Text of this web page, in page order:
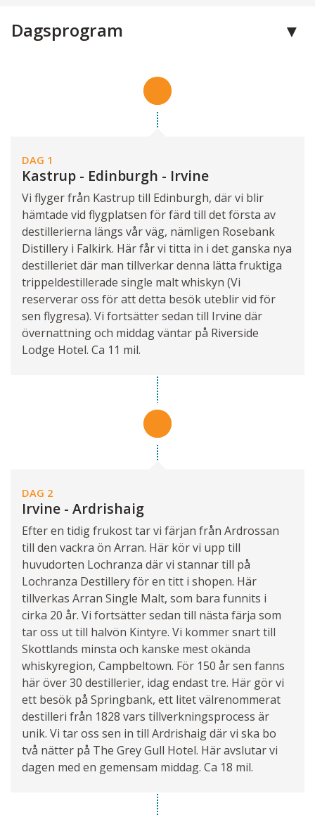
Dagsprogram
DAG 1
Kastrup - Edinburgh - Irvine
Vi flyger från Kastrup till Edinburgh, där vi blir
hämtade vid flygplatsen för färd till det första av
destillerierna längs vår väg, nämligen Rosebank
Distillery i Falkirk. Här får vi titta in i det ganska nya
destilleriet där man tillverkar denna lätta fruktiga
trippeldestillerade single malt whiskyn (Vi
reserverar oss för att detta besök uteblir vid för
sen flygresa). Vi fortsätter sedan till Irvine där
övernattning och middag väntar på Riverside
Lodge Hotel. Ca 11 mil.
DAG 2
Irvine - Ardrishaig
Efter en tidig frukost tar vi färjan från Ardrossan
till den vackra ön Arran. Här kör vi upp till
huvudorten Lochranza där vi stannar till på
Lochranza Destillery för en titt i shopen. Här
tillverkas Arran Single Malt, som bara funnits i
cirka 20 år. Vi fortsätter sedan till nästa färja som
tar oss ut till halvön Kintyre. Vi kommer snart till
Skottlands minsta och kanske mest okända
whiskyregion, Campbeltown. För 150 år sen fanns
här över 30 destillerier, idag endast tre. Här gör vi
ett besök på Springbank, ett litet välrenommerat
destilleri från 1828 vars tillverkningsprocess är
unik. Vi tar oss sen in till Ardrishaig där vi ska bo
två nätter på The Grey Gull Hotel. Här avslutar vi
dagen med en gemensam middag. Ca 18 mil.